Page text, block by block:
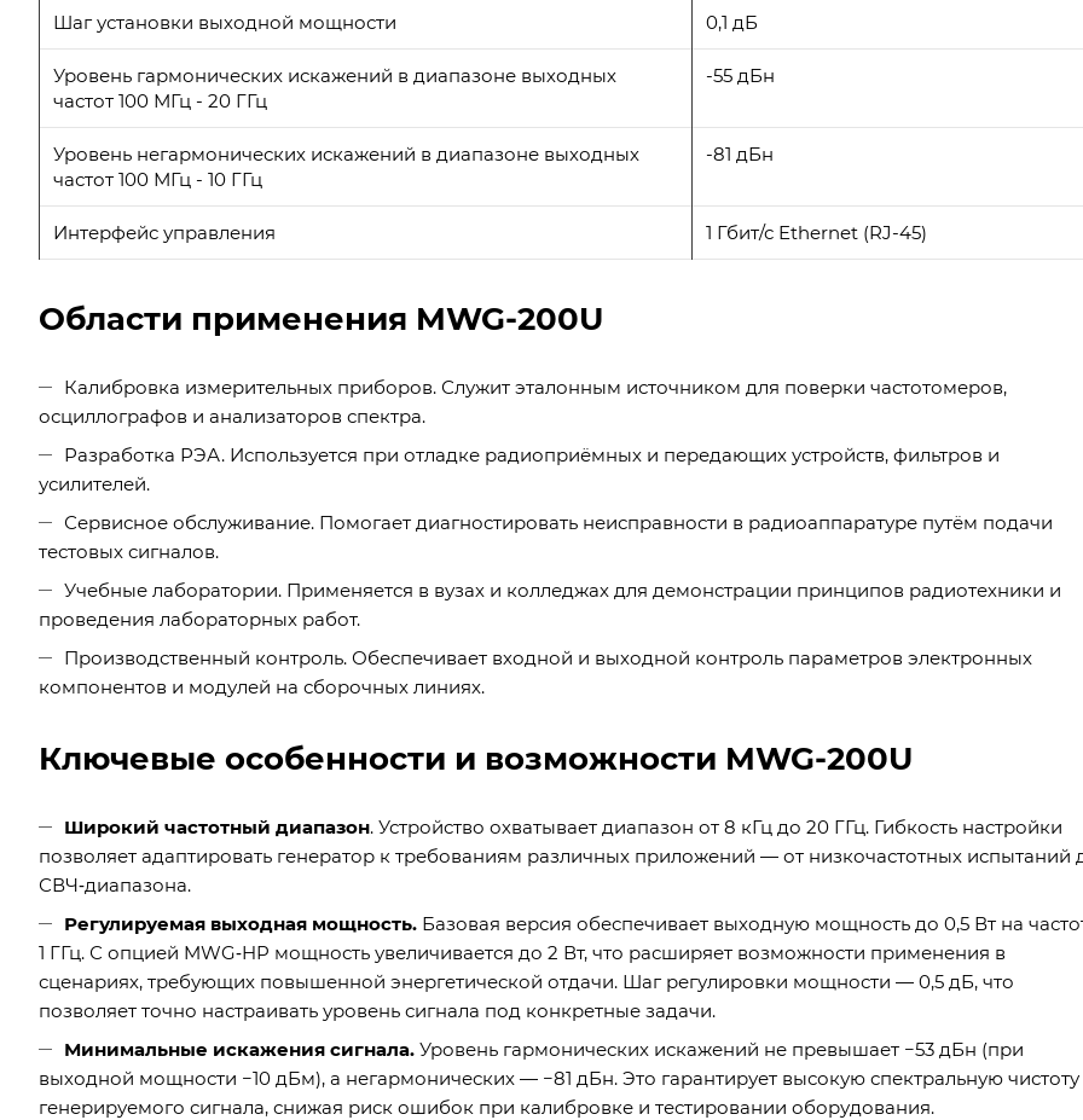
Шаг установки выходной мощности 0,1 дБ
Уровень гармонических искажений в диапазоне выходных
частот 100 МГц - 20 ГГц
-55 дБн
Уровень негармонических искажений в диапазоне выходных
частот 100 МГц - 10 ГГц
-81 дБн
Интерфейс управления 1 Гбит/с Ethernet (RJ-45)
Области применения MWG-200U
Калибровка измерительных приборов. Служит эталонным источником для поверки частотомеров,
осциллографов и анализаторов спектра.
Разработка РЭА. Используется при отладке радиоприёмных и передающих устройств, фильтров и
усилителей.
Сервисное обслуживание. Помогает диагностировать неисправности в радиоаппаратуре путём подачи
тестовых сигналов.
Учебные лаборатории. Применяется в вузах и колледжах для демонстрации принципов радиотехники и
проведения лабораторных работ.
Производственный контроль. Обеспечивает входной и выходной контроль параметров электронных
компонентов и модулей на сборочных линиях.
Ключевые особенности и возможности MWG-200U
Широкий частотный диапазон. Устройство охватывает диапазон от 8 кГц до 20 ГГц. Гибкость настройки
позволяет адаптировать генератор к требованиям различных приложений — от низкочастотных испытаний
СВЧ‑диапазона.
Регулируемая выходная мощность. Базовая версия обеспечивает выходную мощность до 0,5 Вт на
1 ГГц. С опцией MWG‑HP мощность увеличивается до 2 Вт, что расширяет возможности применения в
сценариях, требующих повышенной энергетической отдачи. Шаг регулировки мощности — 0,5 дБ, что
позволяет точно настраивать уровень сигнала под конкретные задачи.
Минимальные искажения сигнала. Уровень гармонических искажений не превышает −53 дБн (при
выходной мощности −10 дБм), а негармонических — −81 дБн. Это гарантирует высокую спектральную чистоту
генерируемого сигнала, снижая риск ошибок при калибровке и тестировании оборудования.